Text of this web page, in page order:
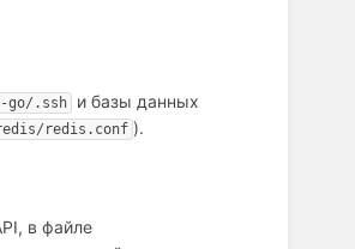
.ssh
и базы данных
redis.conf ).
в файле